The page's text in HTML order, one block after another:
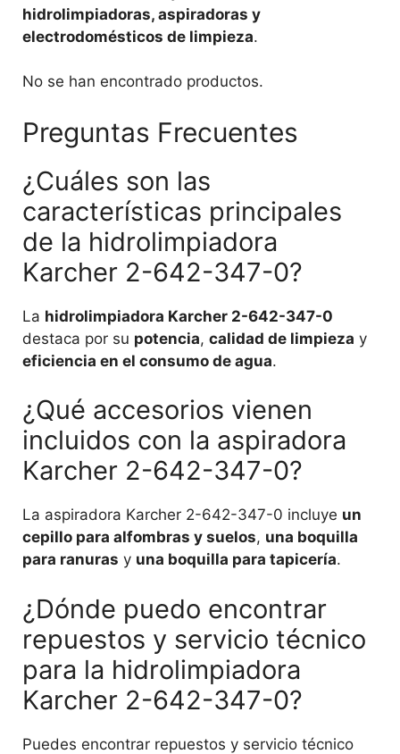
hidrolimpiadoras, aspiradoras y
electrodomésticos de limpieza.
No se han encontrado productos.
Preguntas Frecuentes
¿Cuáles son las
características principales
de la hidrolimpiadora
Karcher 2-642-347-0?
La hidrolimpiadora Karcher 2-642-347-0
destaca por su potencia, calidad de limpieza y
eficiencia en el consumo de agua.
¿Qué accesorios vienen
incluidos con la aspiradora
Karcher 2-642-347-0?
La aspiradora Karcher 2-642-347-0 incluye un
cepillo para alfombras y suelos, una boquilla
para ranuras y una boquilla para tapicería.
¿Dónde puedo encontrar
repuestos y servicio técnico
para la hidrolimpiadora
Karcher 2-642-347-0?
Puedes encontrar repuestos y servicio técnico